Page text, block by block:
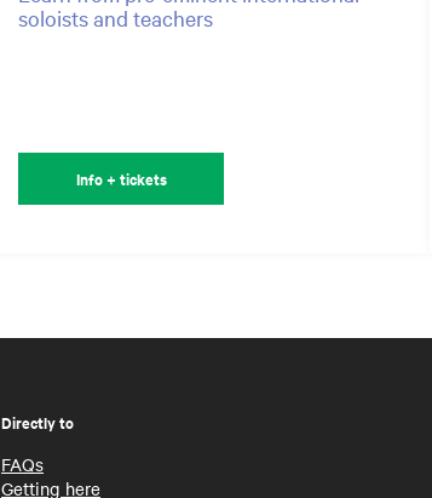
soloists and teachers
Info + tickets
Directly to
FAQs
Getting here